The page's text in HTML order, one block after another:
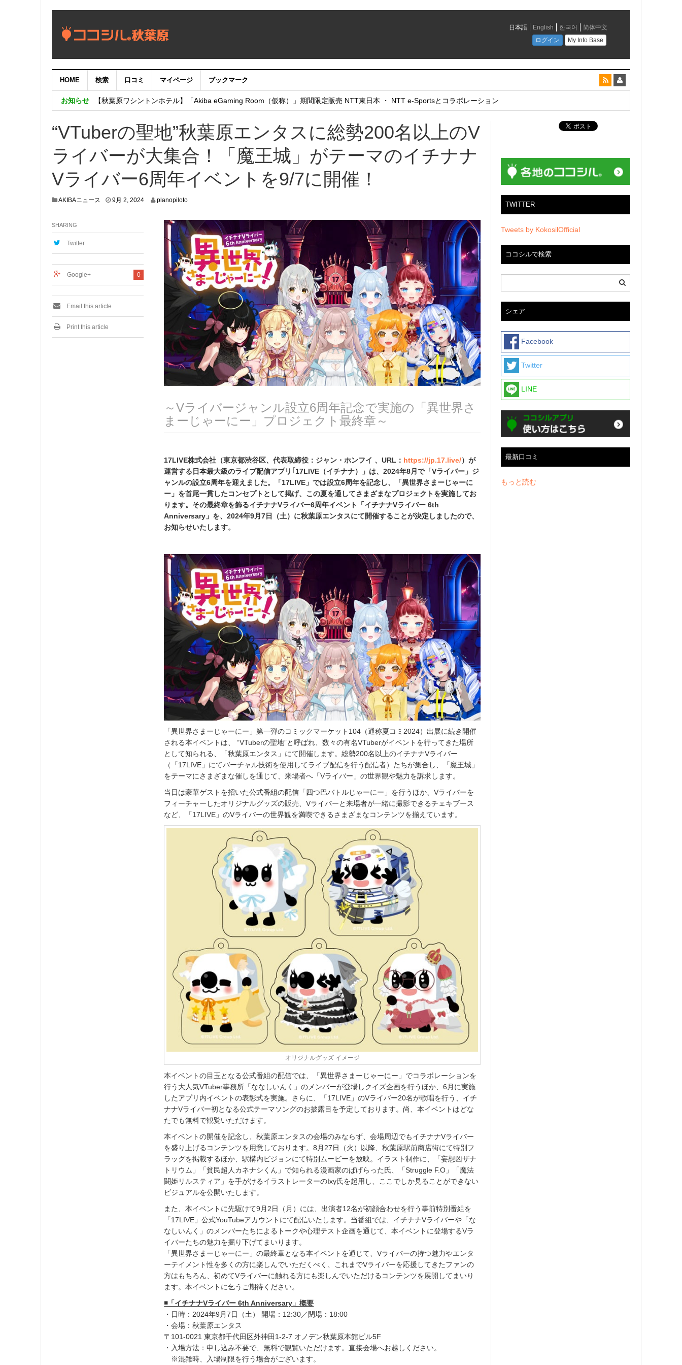
HOME 検索 口コミ マイページ ブックマーク
お知らせ
【重要：9月5日（火）22時】ココシル：アカウントサービス移行のお知らせ
【秋葉原ワシントンホテル】「Akiba eGaming Room（仮称）」期間限定販売 NTT東日本 ・ NTT e-Sportsとコラボレーション
“VTuberの聖地”秋葉原エンタスに総勢200名以上のV
ライバーが大集合！「魔王城」がテーマのイチナナ
Vライバー6周年イベントを9/7に開催！
AKIBAニュース 9月 2, 20248
planopiloto
～Vライバージャンル設立6周年記念で実施の「異世界さ
まーじゃーにー」プロジェクト最終章～
17LIVE株式会社（東京都渋谷区、代表取締役：ジャン・ホンフイ 、URL： https://jp.17.live/）が
運営する日本最大級のライブ配信アプリ｢17LIVE（イチナナ）」は、2024年8月で「Vライバー」ジ
ャンルの設立6周年を迎えました。「17LIVE」では設立6周年を記念し、「異世界さまーじゃーに
ー」を首尾一貫したコンセプトとして掲げ、この夏を通してさまざまなプロジェクトを実施してお
ります。その最終章を飾るイチナナVライバー6周年イベント「イチナナVライバー 6th
Anniversary」を、2024年9月7日（土）に秋葉原エンタスにて開催することが決定しましたので、
お知らせいたします。
「異世界さまーじゃーにー」第一弾のコミックマーケット104（通称夏コミ2024）出展に続き開催
される本イベントは、 “VTuberの聖地”と呼ばれ、数々の有名VTuberがイベントを行ってきた場所
として知られる、「秋葉原エンタス」にて開催します。総勢200名以上のイチナナVライバー
（「17LIVE」にてバーチャル技術を使用してライブ配信を行う配信者）たちが集合し、「魔王城」
をテーマにさまざまな催しを通じて、来場者へ「Vライバー」の世界観や魅力を訴求します。
当日は豪華ゲストを招いた公式番組の配信「四つ巴バトルじゃーにー」を行うほか、Vライバーを
フィーチャーしたオリジナルグッズの販売、Vライバーと来場者が一緒に撮影できるチェキブース
など、「17LIVE」のVライバーの世界観を満喫できるさまざまなコンテンツを揃えています。
オリジナルグッズ イメージ
本イベントの目玉となる公式番組の配信では、「異世界さまーじゃーにー」でコラボレーションを
行う大人気VTuber事務所「ななしいんく」のメンバーが登場しクイズ企画を行うほか、6月に実施
したアプリ内イベントの表彰式を実施。さらに、「17LIVE」のVライバー20名が歌唱を行う、イチ
ナナVライバー初となる公式テーマソングのお披露目を予定しております。尚、本イベントはどな
たでも無料で観覧いただけます。
本イベントの開催を記念し、秋葉原エンタスの会場のみならず、会場周辺でもイチナナVライバー
を盛り上げるコンテンツを用意しております。8月27日（火）以降、秋葉原駅前商店街にて特別フ
ラッグを掲載するほか、駅構内ビジョンにて特別ムービーを放映。イラスト制作に、「妄想凶ザナ
トリウム」「貧民超人カネナシくん」で知られる漫画家のぱげらった氏、「Struggle F.O」「魔法
闘姫リルスティア」を手がけるイラストレーターのIxy氏を起用し、ここでしか見ることができない
ビジュアルを公開いたします。
また、本イベントに先駆けて9月2日（月）には、出演者12名が初顔合わせを行う事前特別番組を
「17LIVE」公式YouTubeアカウントにて配信いたします。当番組では、イチナナVライバーや「な
なしいんく」のメンバーたちによるトークや心理テスト企画を通じて、本イベントに登場するVラ
イバーたちの魅力を掘り下げてまいります。
「異世界さまーじゃーにー」の最終章となる本イベントを通じて、Vライバーの持つ魅力やエンタ
ーテイメント性を多くの方に楽しんでいただくべく、これまでVライバーを応援してきたファンの
方はもちろん、初めてVライバーに触れる方にも楽しんでいただけるコンテンツを展開してまいり
ます。本イベントに乞うご期待ください。
◾️「イチナナVライバー 6th Anniversary」概要
・日時：2024年9月7日（土） 開場：12:30／閉場：18:00
・会場：秋葉原エンタス
〒101-0021 東京都千代田区外神田1-2-7 オノデン秋葉原本館ビル5F
・入場方法：申し込み不要で、無料で観覧いただけます。直接会場へお越しください。
※混雑時、入場制限を行う場合がございます。
SHARING
Twitter
0
Google+
Email this article
Print this article
TWITTER
Tweets by KokosilOfficial
ココシルで検索
シェア
Facebook
Twitter
LINE
最新口コミ
もっと読む